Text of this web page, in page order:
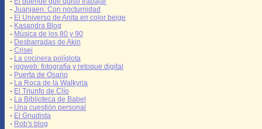
- Juanjaen: Con nocturnidad
- El Universo de Anita en color beige
- Kasandra Blog
- Música de los 80 y 90
- Desbarradas de Akin
- Crisei
- La cocinera políglota
- jggweb: fotografía y retoque digital
- Puerta de Osario
- La Roca de la Walkyria
- El Triunfo de Clío
- La Biblioteca de Babel
- Una cuestión personal
- El Gnudista
- Rob's blog